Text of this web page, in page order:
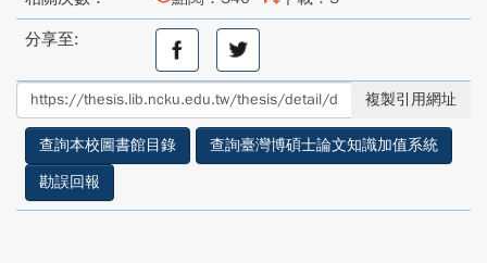
分享至:
分
至
facebook
分
享
至
twitter
複製引用網址
查詢本校圖書館目錄
查詢臺灣博碩士論文知識加值系統
勘誤回報